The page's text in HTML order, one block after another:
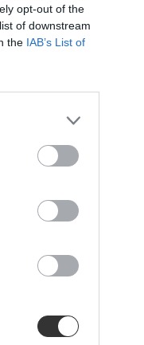
opt-out of the
of downstream
the IAB’s List of